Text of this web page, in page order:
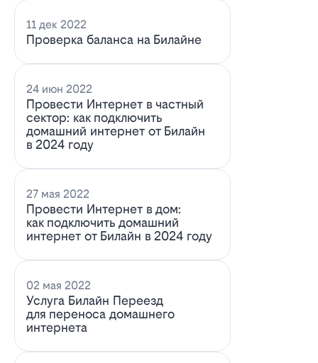
11 дек 2022
Проверка баланса на Билайне
24 июн 2022
Провести Интернет в частный
сектор: как подключить
домашний интернет от Билайн
в 2024 году
27 мая 2022
Провести Интернет в дом:
как подключить домашний
интернет от Билайн в 2024 году
02 мая 2022
Услуга Билайн Переезд
для переноса домашнего
интернета